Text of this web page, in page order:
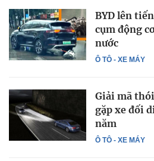
Ô TÔ - XE MÁY
BYD lên
cụm động
nước
Ô TÔ - XE MÁY
Giải mã
gặp xe đối
năm